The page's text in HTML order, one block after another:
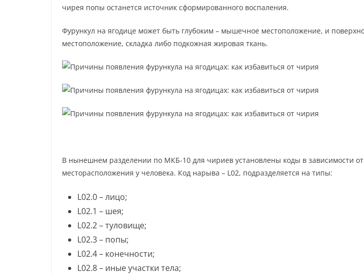
чирея попы останется источник сформированного воспаления.
Фурункул на ягодице может быть глубоким – мышечное местоположение, и
местоположение, складка либо подкожная жировая ткань.
В нынешнем разделении по МКБ-10 для чириев установлены коды в зависимости
месторасположения у человека. Код нарыва – L02, подразделяется на типы:
L02.0 – лицо;
L02.1 – шея;
L02.2 – туловище;
L02.3 – попы;
L02.4 – конечности;
L02.8 – иные участки тела;